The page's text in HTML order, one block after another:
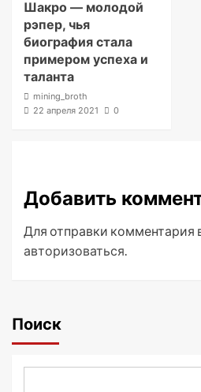
Шакро — молодой
рэпер, чья
биография стала
примером успеха и
таланта
mining_broth
22 апреля 2021
0
Добавить
Для отправки комментария
авторизоваться.
Поиск